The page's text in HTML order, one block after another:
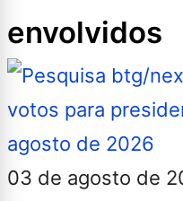
envolvidos
03 de agosto de